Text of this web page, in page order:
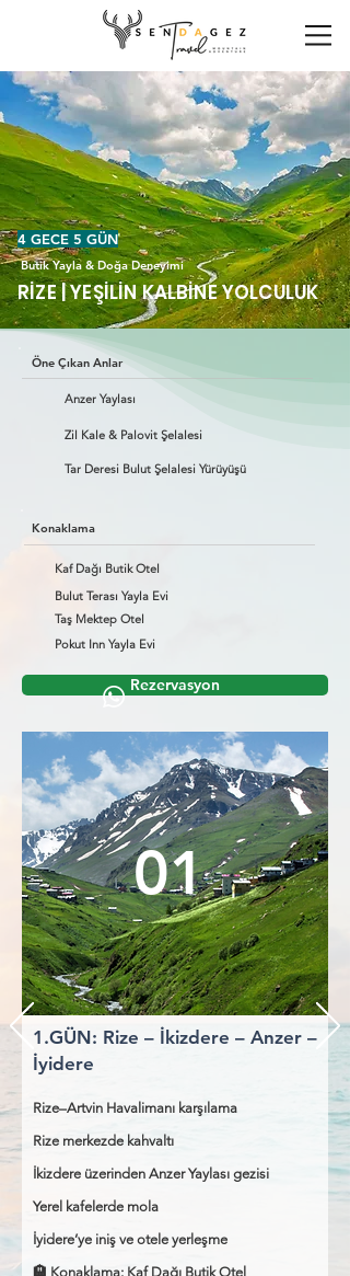
4 GECE 5 GÜN
Butik Yayla & Doğa Deneyimi
RİZE | YEŞİLİN KALBİNE YOLCULUK
Öne Çıkan Anlar
Anzer Yaylası
Zil Kale & Palovit Şelalesi
Tar Deresi Bulut Şelalesi Yürüyüşü
Konaklama
Kaf Dağı Butik Otel
Bulut Terası Yayla Evi
Taş Mektep Otel
Pokut Inn Yayla Evi
Rezervasyon
01
1.GÜN: Rize – İkizdere – Anzer –
İyidere
Rize–Artvin Havalimanı karşılama
Rize merkezde kahvaltı
İkizdere üzerinden Anzer Yaylası gezisi
Yerel kafelerde mola
İyidere’ye iniş ve otele yerleşme
🏨 Konaklama: Kaf Dağı Butik Otel